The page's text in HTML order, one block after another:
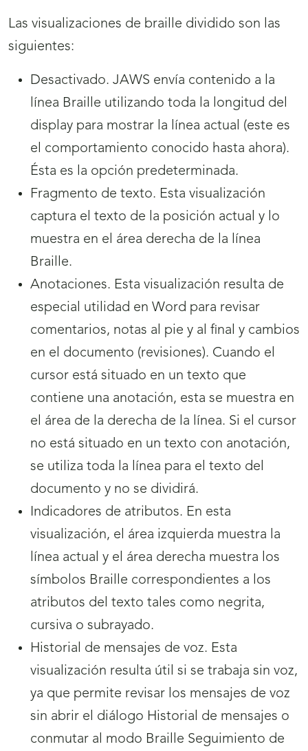
Las visualizaciones de braille dividido son las
siguientes:
Desactivado. JAWS envía contenido a la
línea Braille utilizando toda la longitud del
display para mostrar la línea actual (este es
el comportamiento conocido hasta ahora).
Ésta es la opción predeterminada.
Fragmento de texto. Esta visualización
captura el texto de la posición actual y lo
muestra en el área derecha de la línea
Braille.
Anotaciones. Esta visualización resulta de
especial utilidad en Word para revisar
comentarios, notas al pie y al final y cambios
en el documento (revisiones). Cuando el
cursor está situado en un texto que
contiene una anotación, esta se muestra en
el área de la derecha de la línea. Si el cursor
no está situado en un texto con anotación,
se utiliza toda la línea para el texto del
documento y no se dividirá.
Indicadores de atributos. En esta
visualización, el área izquierda muestra la
línea actual y el área derecha muestra los
símbolos Braille correspondientes a los
atributos del texto tales como negrita,
cursiva o subrayado.
Historial de mensajes de voz. Esta
visualización resulta útil si se trabaja sin voz,
ya que permite revisar los mensajes de voz
sin abrir el diálogo Historial de mensajes o
conmutar al modo Braille Seguimiento de